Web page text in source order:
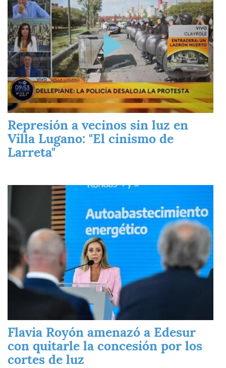
Represión a vecinos sin luz en
Villa Lugano: "El cinismo de
Larreta"
Flavia Royón amenazó a Edesur
con quitarle la concesión por los
cortes de luz